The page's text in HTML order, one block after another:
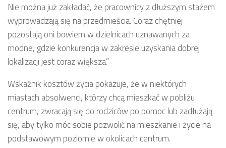
Nie można już zakładać, że pracownicy z dłuższym stażem
wyprowadzają się na przedmieścia. Coraz chętniej
pozostają oni bowiem w dzielnicach uznawanych za
modne, gdzie konkurencja w zakresie uzyskania dobrej
lokalizacji jest coraz większa.”
Wskaźnik kosztów życia pokazuje, że w niektórych
miastach absolwenci, którzy chcą mieszkać w pobliżu
centrum, zwracają się do rodziców po pomoc lub zadłużają
się, aby tylko móc sobie pozwolić na mieszkanie i życie na
podstawowym poziomie w okolicach centrum.